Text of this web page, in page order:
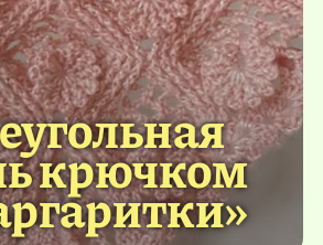
крючком